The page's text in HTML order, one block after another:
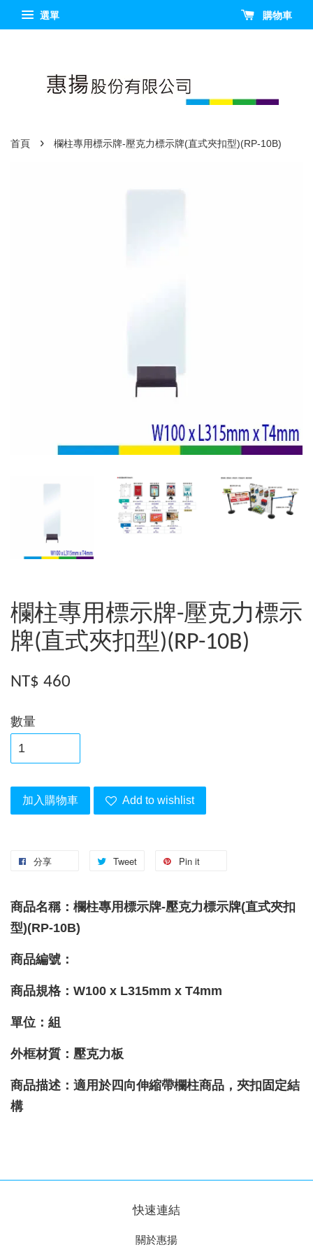
選單 購物車
首頁 › 欄柱專用標示牌-壓克力標示牌(直式夾扣型)(RP-10B)
欄柱專用標示牌-壓克力標示
牌(直式夾扣型)(RP-10B)
NT$ 460
數量
加入購物車 Add to wishlist
分享 Tweet Pin it
商品名稱：欄柱專用標示牌-壓克力標示牌(直式夾扣
型)(RP-10B)
商品編號：
商品規格： W100 x L315mm x T4mm
單位：組
外框材質：壓克力板
商品描述 ：適用於四向伸縮帶欄柱商品，夾扣固定結
構
快速連結
關於惠揚